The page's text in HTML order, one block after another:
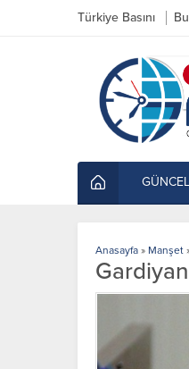
Türkiye Basını
GÜNCEL
Anasayfa » Manşet